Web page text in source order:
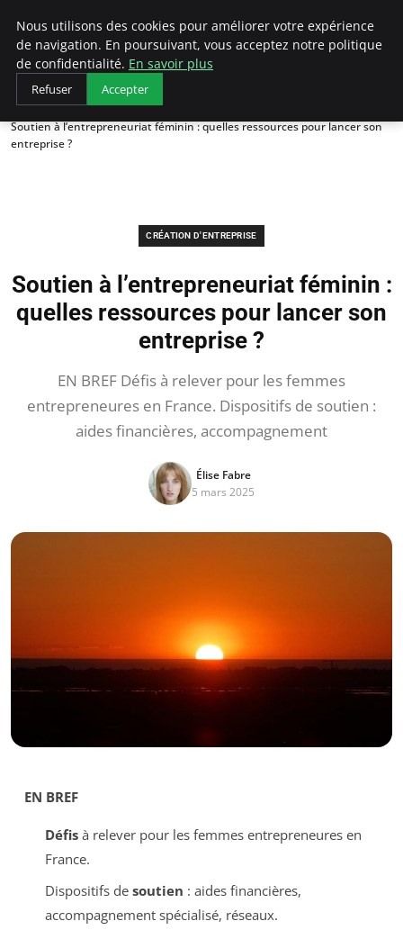
LECFCM
Accueil
Création d'entreprise
Soutien à l’entrepreneuriat féminin : quelles ressources pour lancer son
entreprise ?
CRÉATION D'ENTREPRISE
Soutien à l’entrepreneuriat féminin :
quelles ressources pour lancer son
entreprise ?
EN BREF Défis à relever pour les femmes
entrepreneures en France. Dispositifs de soutien :
aides financières, accompagnement
Élise Fabre
5 mars 2025
EN BREF
Défisà relever pour les femmes entrepreneures en
France.
Dispositifs de soutien : aides financières,
accompagnement spécialisé, réseaux.
Nous utilisons des cookies pour améliorer votre expérience
de navigation. En poursuivant, vous acceptez notre politique
de confidentialité. En savoir plus
Refuser Accepter